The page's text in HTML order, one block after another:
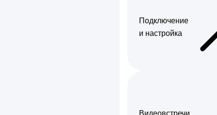
Подключение
и настройка